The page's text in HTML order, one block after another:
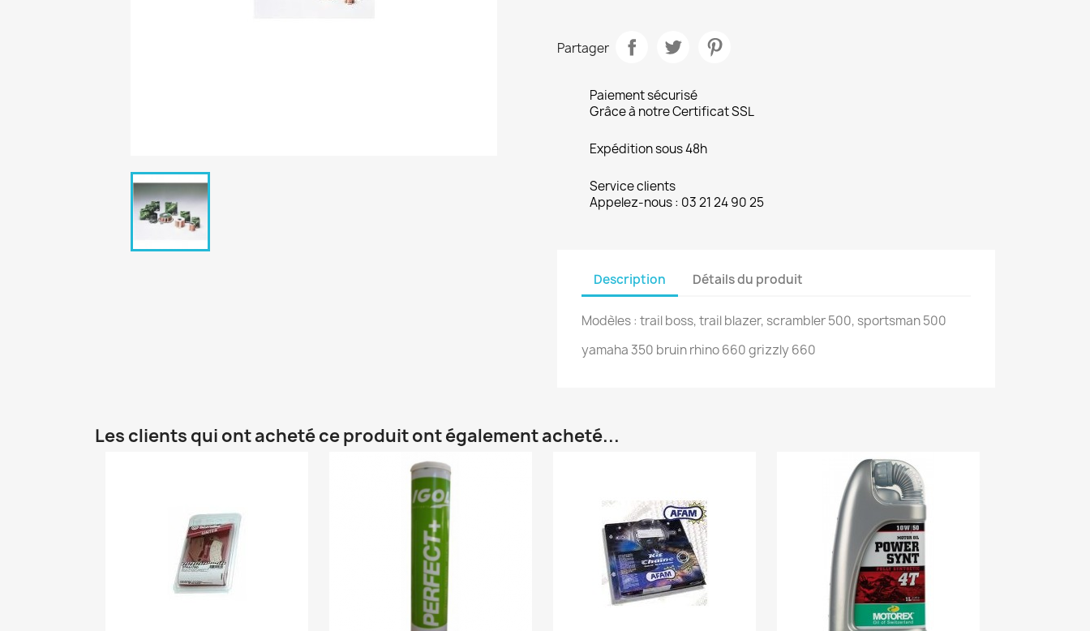
Partager
Paiement sécurisé
Grâce à notre Certificat SSL
Expédition sous 48h
Service clients
Appelez-nous : 03 21 24 90 25
Description Détails du produit
Modèles : trail boss, trail blazer, scrambler 500, sportsman 500
yamaha 350 bruin rhino 660 grizzly 660
Les clients qui ont acheté ce produit ont également acheté...